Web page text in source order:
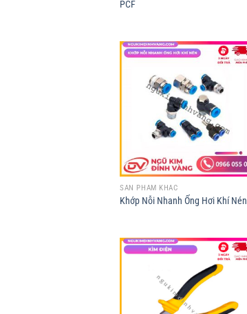
PCF
SẢN PHẨM KHÁC
Khớp Nỗi Nhanh Ống Hơi Khí Nén